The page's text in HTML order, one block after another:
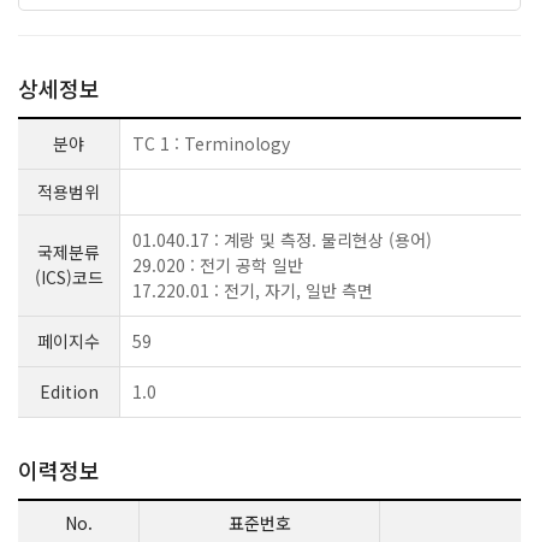
상세정보
분야
TC 1 : Terminology
적용범위
국제분류
(ICS)코드
01.040.17 : 계랑 및 측정. 물리현상 (용어)
29.020 : 전기 공학 일반
17.220.01 : 전기, 자기, 일반 측면
페이지수 59
Edition 1.0
이력정보
No. 표준번호